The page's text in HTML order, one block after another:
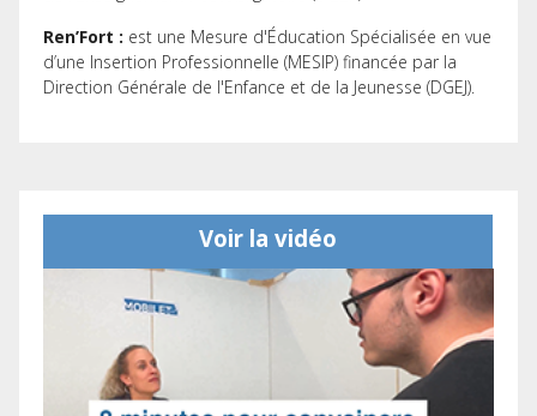
Ren’Fort : est une Mesure d'Éducation Spécialisée en vue
d’une Insertion Professionnelle (MESIP) financée par la
Direction Générale de l'Enfance et de la Jeunesse (DGEJ).
Voir la vidéo